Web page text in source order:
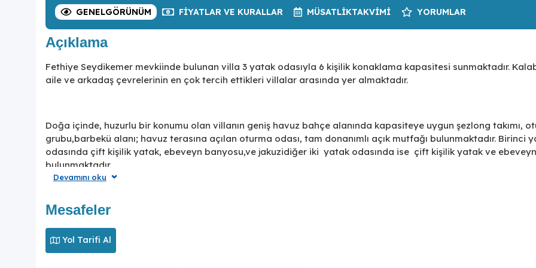
GENELGÖRÜNÜM FIYATLAR VE KURALLAR MÜSATLIKTAKVIMI YORUMLAR
Açıklama
Fethiye Seydikemer mevkiinde bulunan villa 3 yatak odasıyla 6 kişilik konaklama kapasitesi sunmaktadır.
aile ve arkadaş çevrelerinin en çok tercih ettikleri villalar arasında yer almaktadır.
Doğa içinde, huzurlu bir konumu olan villanın geniş havuz bahçe alanında kapasiteye uygun şezlong takımı,
grubu,barbekü alanı; havuz terasına açılan oturma odası, tam donanımlı açık mutfağı bulunmaktadır. Birinci
odasında çift kişilik yatak, ebeveyn banyosu,ve jakuzidiğer iki yatak odasında ise çift kişilik yatak ve
bulunmaktadır.
Dünyaca ünlü Saklıkent Kanyonu'na, Gizlikent Şelalesi'ne ve pekçok turizm merkezine ulaşım bakımından yakın
misafirlerine ev sahipliği yapmaya hazırdır.Seydikemer, Fethiye merkeze 40 KM, Kalkan merkeze 42 KM
Tek bir bölgeye bağlı kalmak istemeyen, pek çok plajı ve doğa harikalarını görüp deneyimlemek isteyen
Devamını oku
Mesafeler
Yol Tarifi Al